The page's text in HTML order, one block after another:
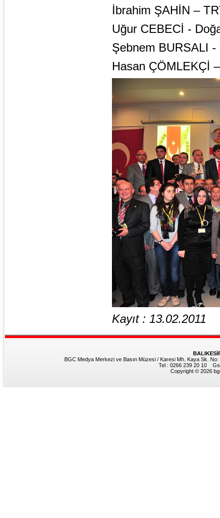
İbrahim ŞAHİN –
Uğur CEBECİ -
Şebnem BURSALI -
Hasan ÇÖMLEKÇİ
Kayıt : 13.02.2011
BGC Medya Merkezi ve Basın Müzesi / Karesi Mh. Kaya Sk.
Tel : 0266 239 20 10
Copyright © 2026